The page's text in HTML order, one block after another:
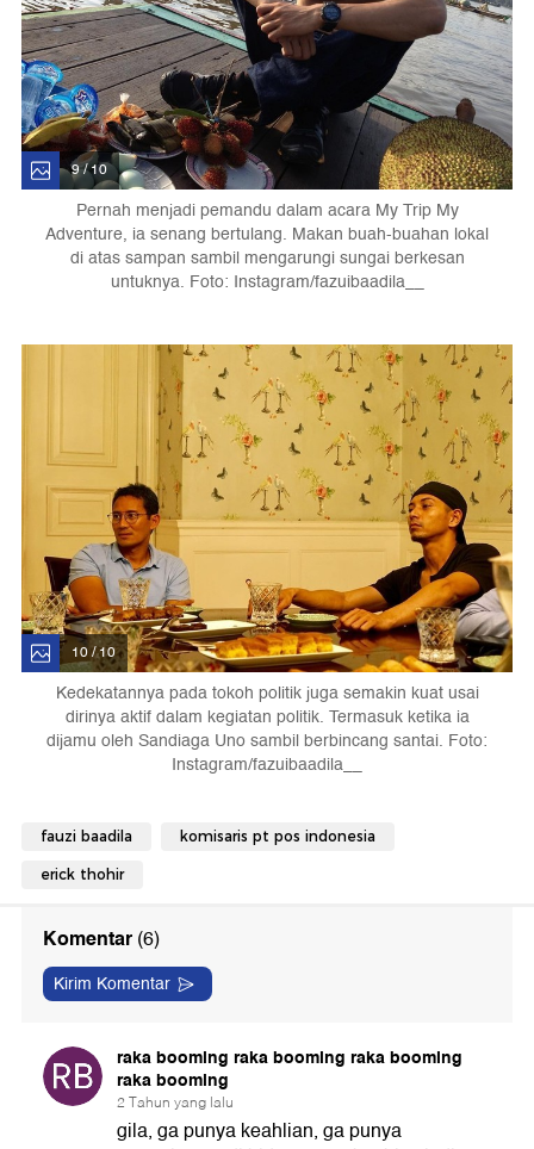
9 / 10
Pernah menjadi pemandu dalam acara My Trip My
Adventure, ia senang bertulang. Makan buah-buahan lokal
di atas sampan sambil mengarungi sungai berkesan
untuknya. Foto: Instagram/fazuibaadila__
10 / 10
Kedekatannya pada tokoh politik juga semakin kuat usai
dirinya aktif dalam kegiatan politik. Termasuk ketika ia
dijamu oleh Sandiaga Uno sambil berbincang santai. Foto:
Instagram/fazuibaadila__
fauzi baadila komisaris pt pos indonesia
erick thohir